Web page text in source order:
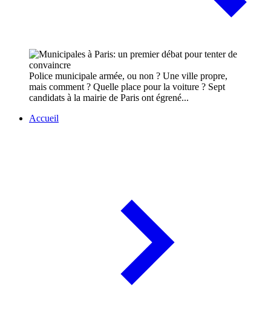
Police municipale armée, ou non ? Une ville propre,
mais comment ? Quelle place pour la voiture ? Sept
candidats à la mairie de Paris ont égrené...
Accueil